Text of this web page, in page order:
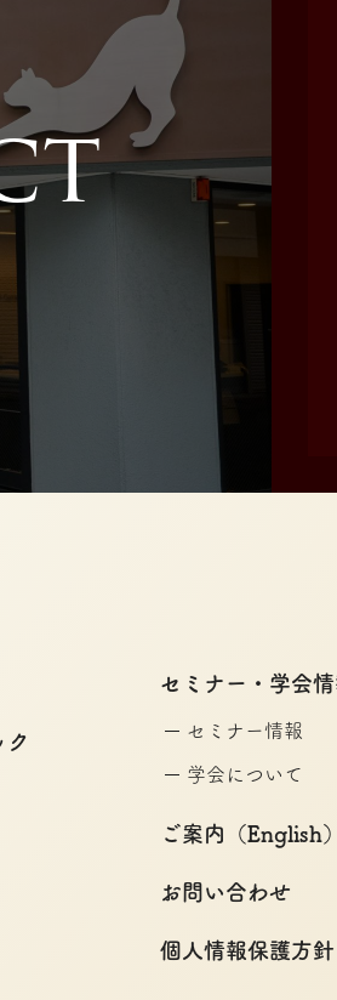
t
ク
セミナー・学会
セミナー情報
学会について
ご案内（English）
お問い合わせ
個人情報保護方針